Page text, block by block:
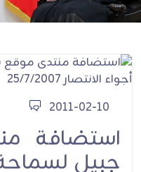
2011-02-10
استضافة
جبيل